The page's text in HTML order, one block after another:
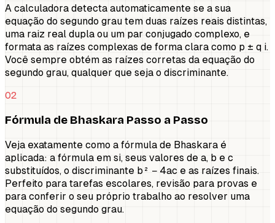
A calculadora detecta automaticamente se a sua
equação do segundo grau tem duas raízes reais distintas,
uma raiz real dupla ou um par conjugado complexo, e
formata as raízes complexas de forma clara como p ± q i.
Você sempre obtém as raízes corretas da equação do
segundo grau, qualquer que seja o discriminante.
02
Fórmula de Bhaskara Passo a Passo
Veja exatamente como a fórmula de Bhaskara é
aplicada: a fórmula em si, seus valores de a, b e c
substituídos, o discriminante b² − 4ac e as raízes finais.
Perfeito para tarefas escolares, revisão para provas e
para conferir o seu próprio trabalho ao resolver uma
equação do segundo grau.